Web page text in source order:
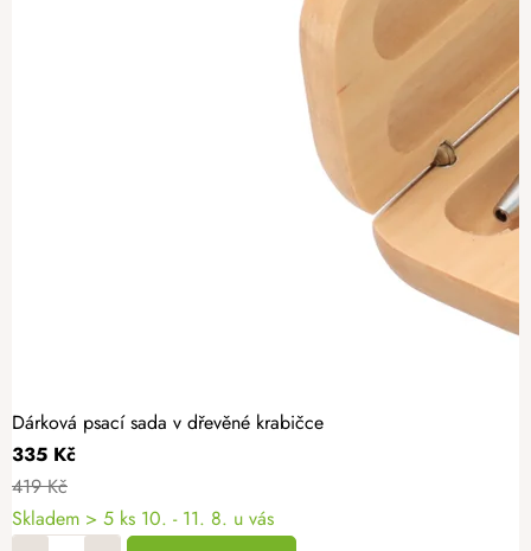
Dárková psací sada v dřevěné krabičce
335 Kč
419 Kč
Skladem > 5 ks 10. - 11. 8. u vás